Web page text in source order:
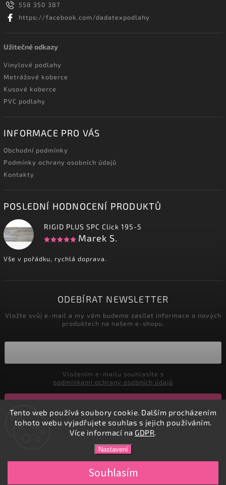
Tento web používá soubory cookie. Dalším procházením
tohoto webu vyjadřujete souhlas s jejich používáním.
Více informací na GDPR.
Nastavení
Souhlasím
558 350 387
https://facebook.com/dadatexpodlahy
Užitečné odkazy
Vinylové podlahy
Metrážové koberce
Kusové koberce
PVC podlahy
INFORMACE PRO VÁS
Obchodní podmínky
Podmínky ochrany osobních údajů
Kontakty
POSLEDNÍ HODNOCENÍ PRODUKTŮ
RIGID PLUS SPC Click 195-5
Marek S.
Vše v pořádku, rychlá doprava.
ODEBÍRAT NEWSLETTER
Vložte svůj e-mail a my vám budeme zasílat informace o nových
produktech na našem e-shopu.
podmínkami ochrany osobních údajů
DADATEX E-shop. Všechna práva vyhrazena.
Shoptet